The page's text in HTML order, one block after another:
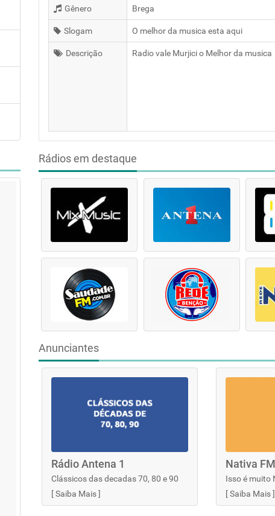
Gênero Brega
Slogam O melhor da musica esta aqui
Descrição Radio vale Murjici o Melhor da musica
Rádios em destaque
Anunciantes
Rádio Antena 1
Clássicos das decadas 70, 80 e 90
[Saiba Mais]
Nativa FM
Isso é muito
[Saiba Mais]